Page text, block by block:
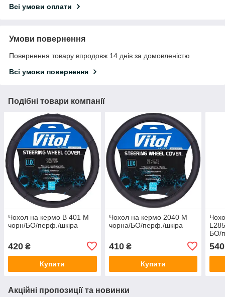
Всі умови оплати
Умови повернення
Повернення товару впродовж 14 днів за домовленістю
Всі умови повернення
Подібні товари компанії
Чохол на кермо B 401 M
чорн/БО/перф./шкіра
420 ₴
Купити
Чохол на кермо 2040 M
чорна/БО/перф./шкіра
410₴
Купити
БО/
540
Акційні пропозиції та новинки